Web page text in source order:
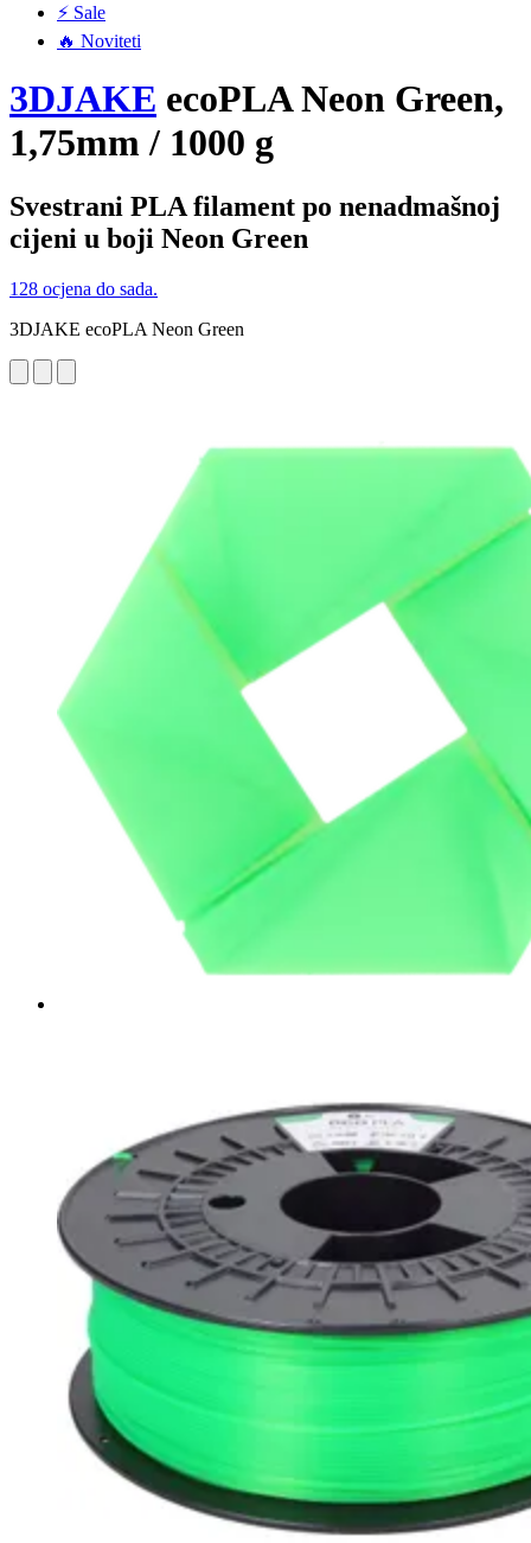
⚡ Sale
🔥 Noviteti
3DJAKE ecoPLA Neon Green,
1,75mm / 1000 g
Svestrani PLA filament po nenadmašnoj
cijeni u boji Neon Green
128 ocjena do sada.
3DJAKE ecoPLA Neon Green